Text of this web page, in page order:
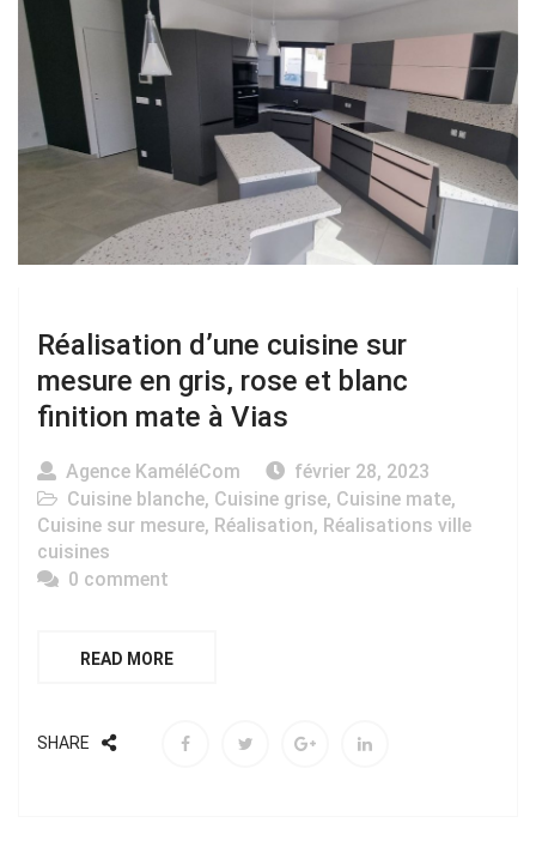
Réalisation d’une cuisine sur
mesure en gris, rose et blanc
finition mate à Vias
Agence KaméléCom
février 28, 2023
Cuisine blanche, Cuisine grise, Cuisine mate,
Cuisine sur mesure, Réalisation, Réalisations ville
cuisines
0 comment
READ MORE
SHARE